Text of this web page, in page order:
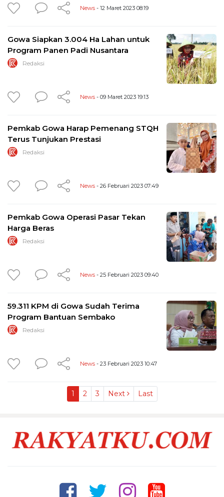
News - 12 Maret 2023 08:19
Gowa Siapkan 3.004 Ha Lahan untuk
Program Panen Padi Nusantara
Redaksi
News - 09 Maret 2023 19:13
Pemkab Gowa Harap Pemenang STQH
Terus Tunjukan Prestasi
Redaksi
News - 26 Februari 2023 07:49
Pemkab Gowa Operasi Pasar Tekan
Harga Beras
Redaksi
News - 25 Februari 2023 09:40
59.311 KPM di Gowa Sudah Terima
Program Bantuan Sembako
Redaksi
News - 23 Februari 2023 10:47
1 2 3 Next Last